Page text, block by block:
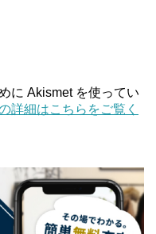
に Akismet を使ってい
詳細はこちらをご覧く